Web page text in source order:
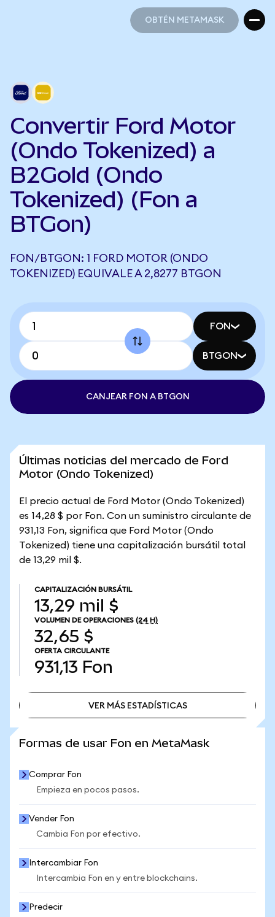
OBTÉN METAMASK
Convertir Ford Motor
(Ondo Tokenized) a
B2Gold (Ondo
Tokenized) (Fon a
BTGon)
FON/BTGON: 1 FORD MOTOR (ONDO
TOKENIZED) EQUIVALE A 2,8277 BTGON
FON
BTGON
CANJEAR FON A BTGON
Últimas noticias del mercado de Ford
Motor (Ondo Tokenized)
El precio actual de Ford Motor (Ondo Tokenized)
es 14,28 $ por Fon. Con un suministro circulante de
931,13 Fon, significa que Ford Motor (Ondo
Tokenized) tiene una capitalización bursátil total
de 13,29 mil $.
CAPITALIZACIÓN BURSÁTIL
13,29 mil $
VOLUMEN DE OPERACIONES (24 H)
32,65 $
OFERTA CIRCULANTE
931,13 Fon
VER MÁS ESTADÍSTICAS
Formas de usar Fon en MetaMask
Comprar Fon
Empieza en pocos pasos.
Vender Fon
Cambia Fon por efectivo.
Intercambiar Fon
Intercambia Fon en y entre blockchains.
Predecir